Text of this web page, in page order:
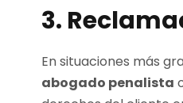
3.
En situaciones más
abogado penalista